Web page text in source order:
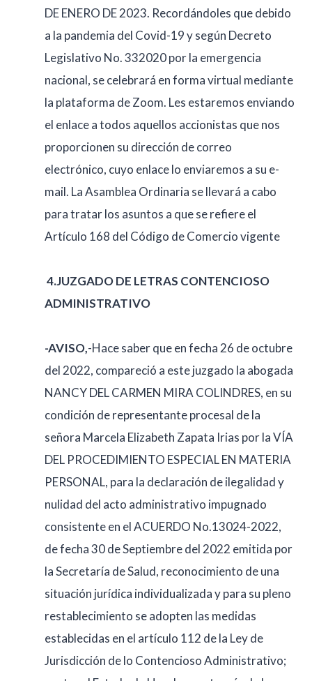
DE ENERO DE 2023. Recordándoles que debido
a la pandemia del Covid-19 y según Decreto
Legislativo No. 332020 por la emergencia
nacional, se celebrará en forma virtual mediante
la plataforma de Zoom. Les estaremos enviando
el enlace a todos aquellos accionistas que nos
proporcionen su dirección de correo
electrónico, cuyo enlace lo enviaremos a su e-
mail. La Asamblea Ordinaria se llevará a cabo
para tratar los asuntos a que se refiere el
Artículo 168 del Código de Comercio vigente
4.JUZGADO DE LETRAS CONTENCIOSO
ADMINISTRATIVO
-AVISO,-Hace saber que en fecha 26 de octubre
del 2022, compareció a este juzgado la abogada
NANCY DEL CARMEN MIRA COLINDRES, en su
condición de representante procesal de la
señora Marcela Elizabeth Zapata Irias por la VÍA
DEL PROCEDIMIENTO ESPECIAL EN MATERIA
PERSONAL, para la declaración de ilegalidad y
nulidad del acto administrativo impugnado
consistente en el ACUERDO No.13024-2022,
de fecha 30 de Septiembre del 2022 emitida por
la Secretaría de Salud, reconocimiento de una
situación jurídica individualizada y para su pleno
restablecimiento se adopten las medidas
establecidas en el artículo 112 de la Ley de
Jurisdicción de lo Contencioso Administrativo;